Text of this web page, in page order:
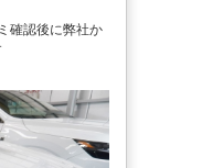
確認後に弊社か